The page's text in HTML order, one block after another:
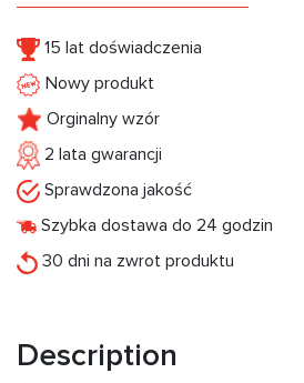
15 lat doświadczenia
Nowy produkt
Orginalny wzór
2 lata gwarancji
Sprawdzona jakość
Szybka dostawa do 24 godzin
30 dni na zwrot produktu
Description